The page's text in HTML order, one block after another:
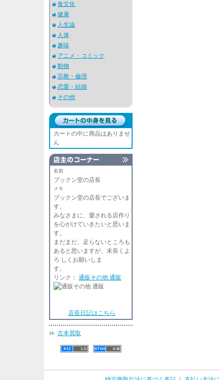
食文化
健康
人生論
人体
趣味
アニメ・コミック
動物
宗教・倫理
恋愛・結婚
その他
カートの中に商品はありませ
ん
名前
ブックン堂の店長
メモ
ブックン堂の店長でございま
す
みなさまに、愛される店作り
を心がけていきたいと思いま
す。
まだまだ、足らないところも
あると思いますが、末長くよ
ろ しくお願いしま
リンク： 通販その他 通販
店長日記はこちら
古本買取